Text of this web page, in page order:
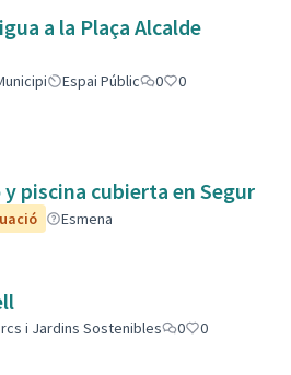
a la Plaça Alcalde
Espai Públic 0
0
piscina cubierta en Segur
Esmena
i Jardins Sostenibles 0
0